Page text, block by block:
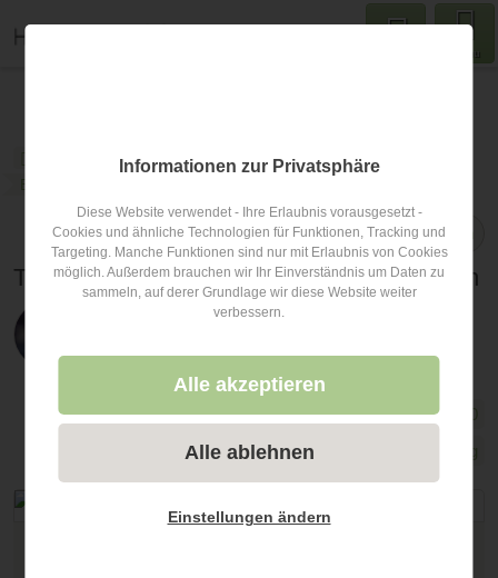
hochzeits-fotograf.info
Hochzeits-Fotograf
Blogartikel
Teilen
TOP10 Hochzeitsfotos 2020 aus Österreich
22.01.2021
Hochzeits-Fotograf hochzeitsfotografie
top10
Österreich Steinakirchen am Forst Ernegg
Informationen zur Privatsphäre
Diese Website verwendet - Ihre Erlaubnis vorausgesetzt -
Cookies und ähnliche Technologien für Funktionen, Tracking und
Targeting. Manche Funktionen sind nur mit Erlaubnis von Cookies
möglich. Außerdem brauchen wir Ihr Einverständnis um Daten zu
sammeln, auf derer Grundlage wir diese Website weiter
verbessern.
Alle akzeptieren
Alle ablehnen
Einstellungen ändern